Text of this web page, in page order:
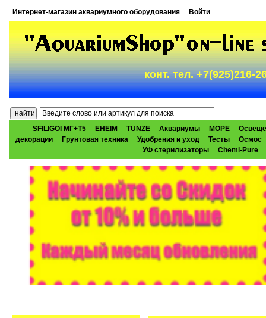
Интернет-магазин аквариумного оборудования Войти
конт. тел. +7(925)216-
SFILIGOI МГ+Т5 EHEIM TUNZE Аквариумы МОРЕ
декорации
Грунтовая техника Удобрения и уход Тесты
Осмос
УФ стерилизаторы
Chemi-Pure